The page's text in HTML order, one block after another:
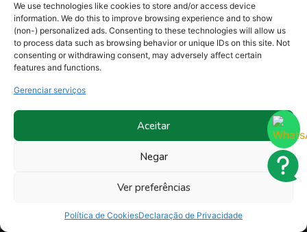
We use technologies like cookies to store and/or access device
information. We do this to improve browsing experience and to show
(non-) personalized ads. Consenting to these technologies will allow us
to process data such as browsing behavior or unique IDs on this site. Not
consenting or withdrawing consent, may adversely affect certain
features and functions.
Gerenciar serviços
Aceitar
Negar
Ver preferências
Política de CookiesDeclaração de Privacidade
A equipe Abendi está pronta para esclarecer as suas
(11) 5586-3146 –socios@abendi.org.br